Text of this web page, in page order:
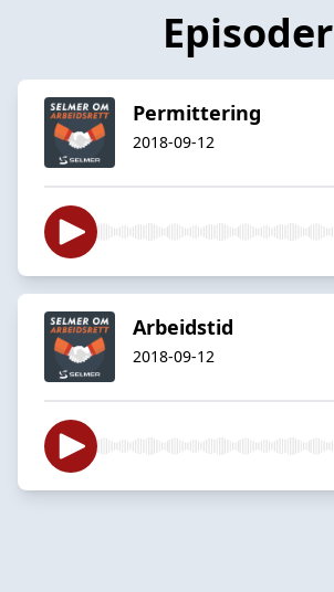
Episoder
Permittering
2018-09-12
Arbeidstid
2018-09-12